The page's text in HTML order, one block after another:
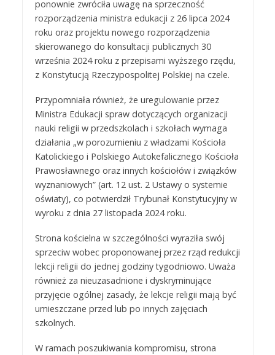
ponownie zwróciła uwagę na sprzeczność
rozporządzenia ministra edukacji z 26 lipca 2024
roku oraz projektu nowego rozporządzenia
skierowanego do konsultacji publicznych 30
września 2024 roku z przepisami wyższego rzędu,
z Konstytucją Rzeczypospolitej Polskiej na czele.
Przypomniała również, że uregulowanie przez
Ministra Edukacji spraw dotyczących organizacji
nauki religii w przedszkolach i szkołach wymaga
działania „w porozumieniu z władzami Kościoła
Katolickiego i Polskiego Autokefalicznego Kościoła
Prawosławnego oraz innych kościołów i związków
wyznaniowych” (art. 12 ust. 2 Ustawy o systemie
oświaty), co potwierdził Trybunał Konstytucyjny w
wyroku z dnia 27 listopada 2024 roku.
Strona kościelna w szczególności wyraziła swój
sprzeciw wobec proponowanej przez rząd redukcji
lekcji religii do jednej godziny tygodniowo. Uważa
również za nieuzasadnione i dyskryminujące
przyjęcie ogólnej zasady, że lekcje religii mają być
umieszczane przed lub po innych zajęciach
szkolnych.
W ramach poszukiwania kompromisu, strona